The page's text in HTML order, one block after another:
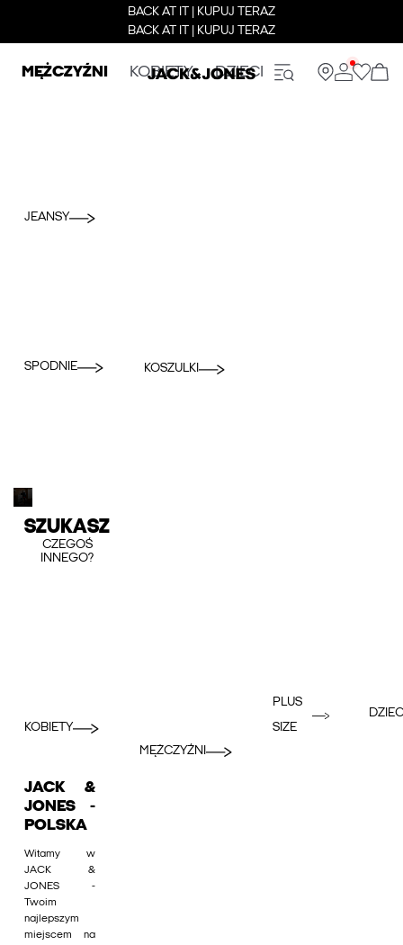
BACK AT IT | KUPUJ TERAZ
BACK AT IT | KUPUJ TERAZ
MĘŻCZYŹNI KOBIETY DZIECI
JEANSY
SPODNIE KOSZULKI
SZUKASZ
CZEGOŚ
INNEGO?
KOBIETY
MĘŻCZYŹNI
PLUS
SIZE
JACK &
JONES -
POLSKA
Witamy w
JACK &
JONES -
Twoim
najlepszym
miejscem na